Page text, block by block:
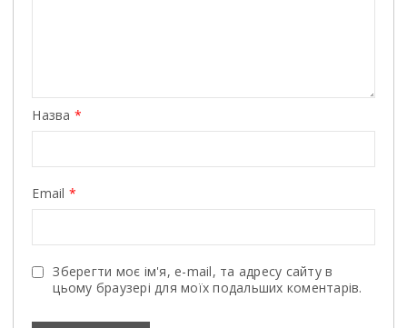
Назва *
Email *
Зберегти моє ім'я, e-mail, та адресу сайту в
цьому браузері для моїх подальших коментарів.